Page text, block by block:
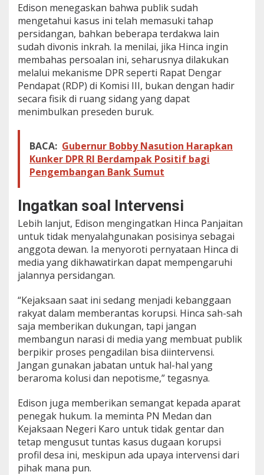
a
k
n
A
k
t
i
v
i
s
Edison menegaskan bahwa publik sudah
mengetahui kasus ini telah memasuki tahap
persidangan, bahkan beberapa terdakwa lain
sudah divonis inkrah. Ia menilai, jika Hinca ingin
membahas persoalan ini, seharusnya dilakukan
melalui mekanisme DPR seperti Rapat Dengar
Pendapat (RDP) di Komisi III, bukan dengan hadir
secara fisik di ruang sidang yang dapat
menimbulkan preseden buruk.
BACA: Gubernur Bobby Nasution Harapkan
Kunker DPR RI Berdampak Positif bagi
Pengembangan Bank Sumut
Ingatkan soal Intervensi
Lebih lanjut, Edison mengingatkan Hinca Panjaitan
untuk tidak menyalahgunakan posisinya sebagai
anggota dewan. Ia menyoroti pernyataan Hinca di
media yang dikhawatirkan dapat mempengaruhi
jalannya persidangan.
“Kejaksaan saat ini sedang menjadi kebanggaan
rakyat dalam memberantas korupsi. Hinca sah-sah
saja memberikan dukungan, tapi jangan
membangun narasi di media yang membuat publik
berpikir proses pengadilan bisa diintervensi.
Jangan gunakan jabatan untuk hal-hal yang
beraroma kolusi dan nepotisme,” tegasnya.
Edison juga memberikan semangat kepada aparat
penegak hukum. Ia meminta PN Medan dan
Kejaksaan Negeri Karo untuk tidak gentar dan
tetap mengusut tuntas kasus dugaan korupsi
profil desa ini, meskipun ada upaya intervensi dari
pihak mana pun.